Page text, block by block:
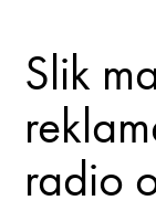
Slik
radio